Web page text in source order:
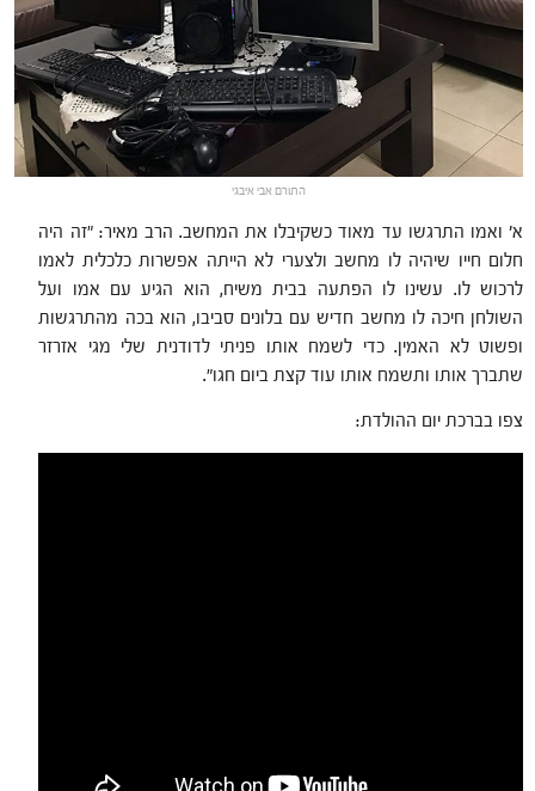
התורם אבי איבגי
א' ואמו התרגשו עד מאוד כשקיבלו את המחשב. הרב מאיר: "זה היה
חלום חייו שיהיה לו מחשב ולצערי לא הייתה אפשרות כלכלית לאמו
לרכוש לו. עשינו לו הפתעה בבית משיח, הוא הגיע עם אמו ועל
השולחן חיכה לו מחשב חדיש עם בלונים סביבו, הוא בכה מהתרגשות
ופשוט לא האמין. כדי לשמח אותו פניתי לדודנית שלי מגי אזרזר
שתברך אותו ותשמח אותו עוד קצת ביום חגו".
צפו בברכת יום ההולדת: